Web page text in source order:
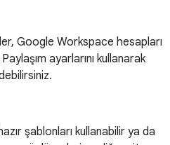
Google Workspace hesapları
ayarlarını kullanarak
şablonları kullanabilir ya da